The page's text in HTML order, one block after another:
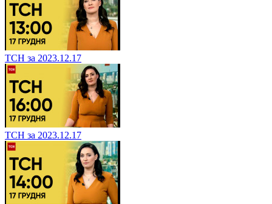
ТСН за 2023.12.17
ТСН за 2023.12.17